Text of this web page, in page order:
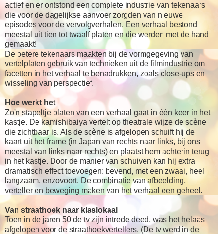
actief en er ontstond een complete industrie van tekenaars
die voor de dagelijkse aanvoer zorgden van nieuwe
episodes voor de vervolgverhalen. Een verhaal bestond
meestal uit tien tot twaalf platen en die werden met de hand
gemaakt!
De betere tekenaars maakten bij de vormgegeving van
vertelplaten gebruik van technieken uit de filmindustrie om
facetten in het verhaal te benadrukken, zoals close-ups en
wisseling van perspectief.
Hoe werkt het
Zo'n stapeltje platen van een verhaal gaat in één keer in het
kastje. De kamishibaiya vertelt op theatrale wijze de scène
die zichtbaar is. Als de scène is afgelopen schuift hij de
kaart uit het frame (in Japan van rechts naar links, bij ons
meestal van links naar rechts) en plaatst hem achterin terug
in het kastje. Door de manier van schuiven kan hij extra
dramatisch effect toevoegen: bevend, met een zwaai, heel
langzaam, enzovoort. De combinatie van afbeelding,
verteller en beweging maken van het verhaal een geheel.
Van straathoek naar klaslokaal
Toen in de jaren 50 de tv zijn intrede deed, was het helaas
afgelopen voor de straathoekvertellers. (De tv werd in de